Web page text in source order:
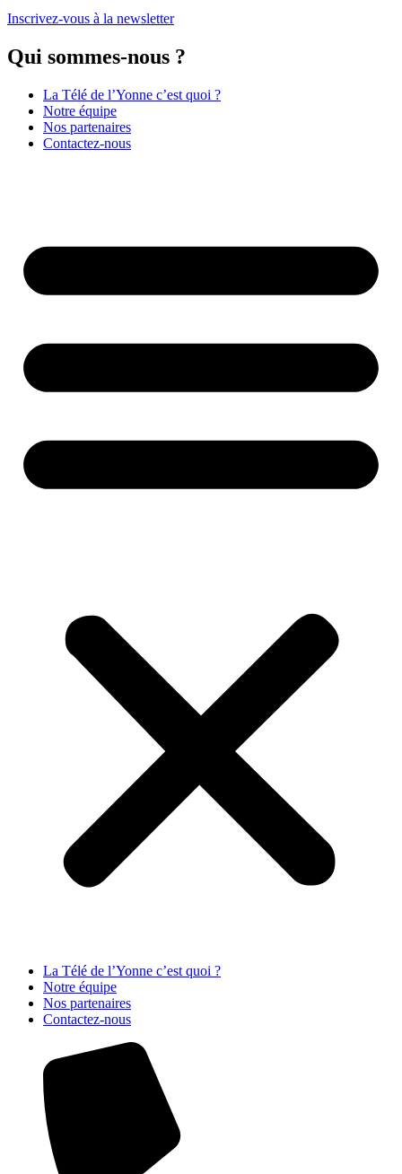
Inscrivez-vous à la newsletter
Qui sommes-nous ?
La Télé de l’Yonne c’est quoi ?
Notre équipe
Nos partenaires
Contactez-nous
La Télé de l’Yonne c’est quoi ?
Notre équipe
Nos partenaires
Contactez-nous